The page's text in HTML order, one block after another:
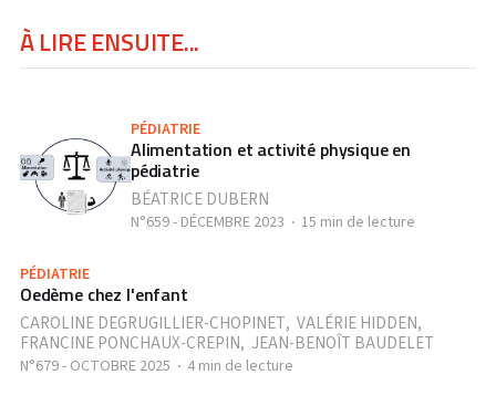
À LIRE ENSUITE...
PÉDIATRIE
Alimentation et activité physique en
pédiatrie
BÉATRICE DUBERN
N°659 - DÉCEMBRE 2023 15 min de lecture
PÉDIATRIE
Oedème chez l'enfant
CAROLINE DEGRUGILLIER-CHOPINET, VALÉRIE HIDDEN,
FRANCINE PONCHAUX-CREPIN, JEAN-BENOÎT BAUDELET
N°679 - OCTOBRE 2025 4 min de lecture